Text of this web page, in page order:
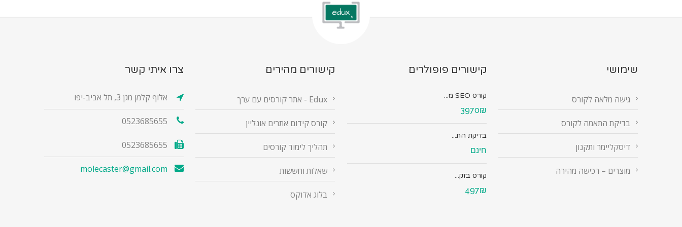
שימושי
גישה מלאה לקורס
בדיקת התאמה לקורס
דיסקליימר ותקנון
מוצרים – רכישה מהירה
קישורים פופולרים
קורס SEO מ...
3970₪
בדיקת הת...
חינם
קורס בזק...
497₪
קישורים מהירים
Edux - אתר קורסים עם ערך
קורס קידום אתרים אונליין
תהליך לימוד קורסים
שאלות וחששות
בלוג אדוקס
צרו איתי קשר
אלוף קלמן מגן 3, תל אביב-יפו
0523685655
0523685655
molecaster@gmail.com